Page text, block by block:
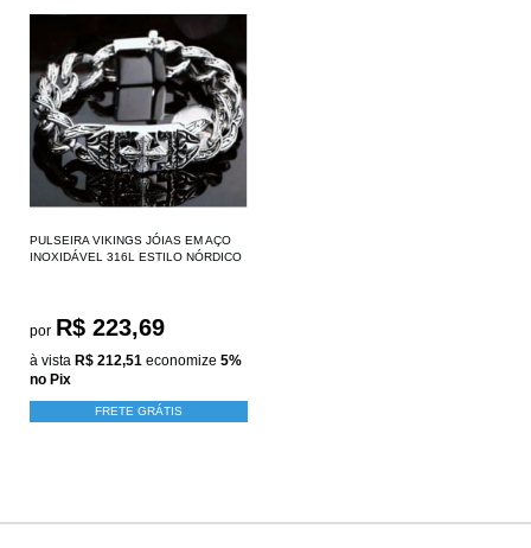
PULSEIRA VIKINGS JÓIAS EM AÇO
INOXIDÁVEL 316L ESTILO NÓRDICO
por R$ 223,69
à vista R$ 212,51 economize 5%
no Pix
FRETE GRÁTIS